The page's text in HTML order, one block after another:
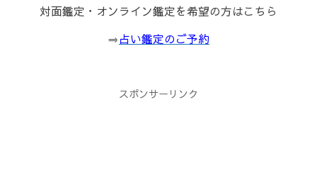
対面鑑定・オンライン鑑定を希望の方はこちら
⇒占い鑑定のご予約
スポンサーリンク